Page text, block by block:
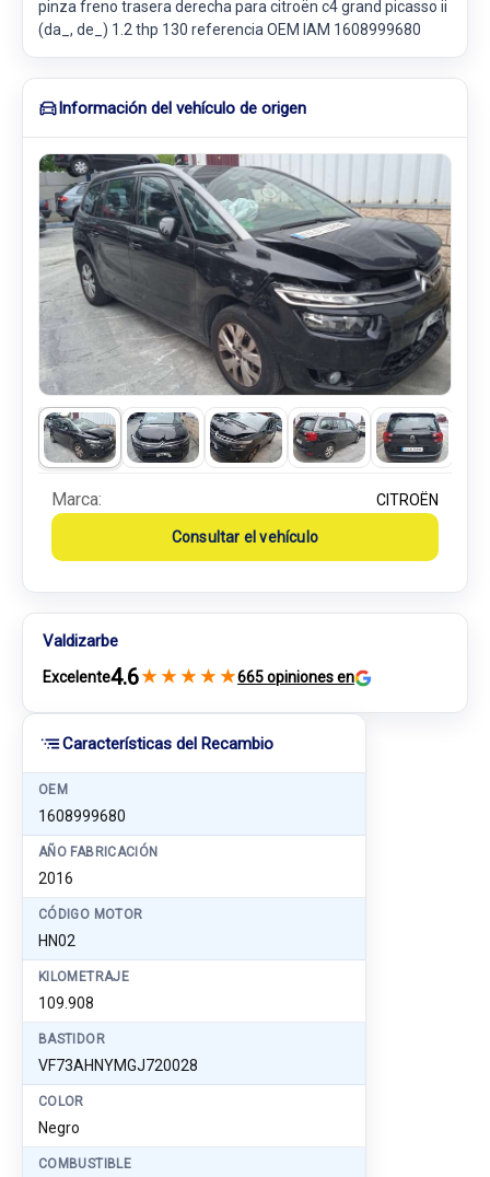
Características del Recambio
OEM
1608999680
AÑO FABRICACIÓN
2016
CÓDIGO MOTOR
HN02
KILOMETRAJE
109.908
BASTIDOR
VF73AHNYMGJ720028
COLOR
Negro
COMBUSTIBLE
pinza freno trasera derecha para citroën c4 grand picasso ii
(da_, de_) 1.2 thp 130 referencia OEM IAM 1608999680
Información del vehículo de origen
Marca: CITROËN
Consultar el vehículo
Valdizarbe
Excelente4.6★ ★ ★ ★ ★665 opiniones en